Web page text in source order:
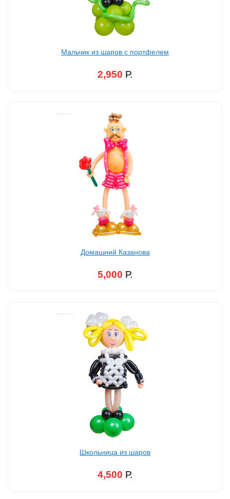
Мальчик из шаров с портфелем
2,950 Р.
Домашний Казанова
5,000 Р.
Школьница из шаров
4,500 Р.